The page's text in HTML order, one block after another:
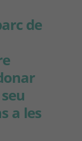
de
a les